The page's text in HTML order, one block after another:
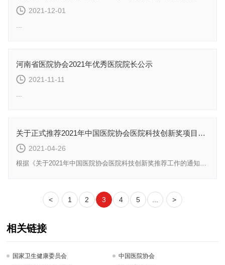
2021-12-01
...
河南省医院协会2021年优秀医院院长公示
2021-11-11
...
关于正式推荐2021年中国医院协会医院科技创新奖项目的公示
2021-04-26
根据《关于2021年中国医院协会医院科技创新奖推荐工作的通知》要求，经申报单位推荐、河南省医院协会对...
< 1 2 3 4 5 >
相关链接
国家卫生健康委员会
中国医院协会